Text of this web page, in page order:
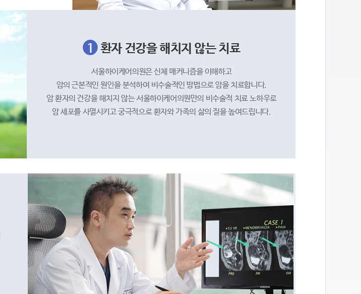
1 환자 건강을 해치지 않는 치료
서울하이케어의원은 신체 매커니즘을 이해하고
암의 근본적인 원인을 분석하여 비수술적인 방법으로 암을 치료합니다.
암 환자의 건강을 해치지 않는 서울하이케어의원만의 비수술적 치료 노하우로
암 세포를 사멸시키고 궁극적으로 환자와 가족의 삶의 질을 높여드립니다.